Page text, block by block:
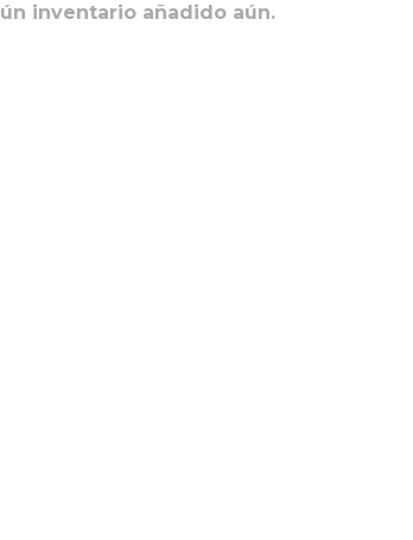
inventario añadido aún.